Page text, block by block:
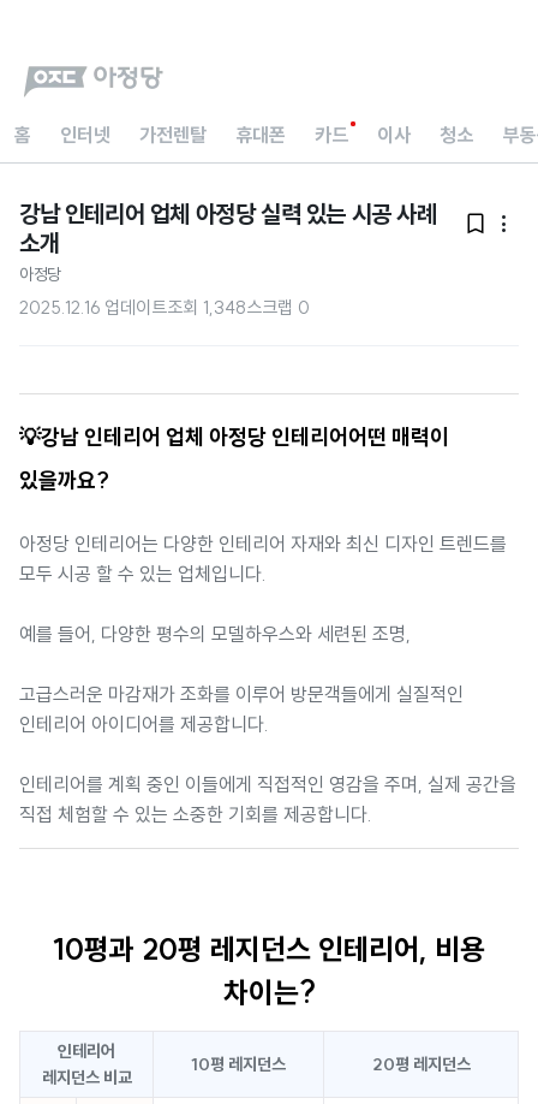
홈 인터넷 가전렌탈 휴대폰 카드 이사 청소 부
강남 인테리어 업체 아정당 실력 있는 시공 사례
소개
 
아정당
2025.12.16 업데이트조회 1,348스크랩 0
💡강남 인테리어 업체 아정당 인테리어어떤 매력이
있을까요?
아정당 인테리어는 다양한 인테리어 자재와 최신 디자인 트렌드를
모두 시공 할 수 있는 업체입니다.
예를 들어, 다양한 평수의 모델하우스와 세련된 조명,
고급스러운 마감재가 조화를 이루어 방문객들에게 실질적인
인테리어 아이디어를 제공합니다.
인테리어를 계획 중인 이들에게 직접적인 영감을 주며, 실제 공간을
직접 체험할 수 있는 소중한 기회를 제공합니다.
10평과 20평 레지던스 인테리어, 비용
차이는?
인테리어
레지던스 비교
10평 레지던스 20평 레지던스